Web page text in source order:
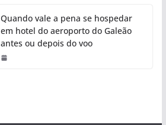
Quando vale a pena se hospedar
em hotel do aeroporto do Galeão
antes ou depois do voo